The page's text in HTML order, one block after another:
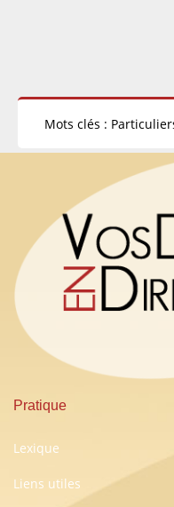
Mots clés :
Pratique
Lexique
Liens utiles